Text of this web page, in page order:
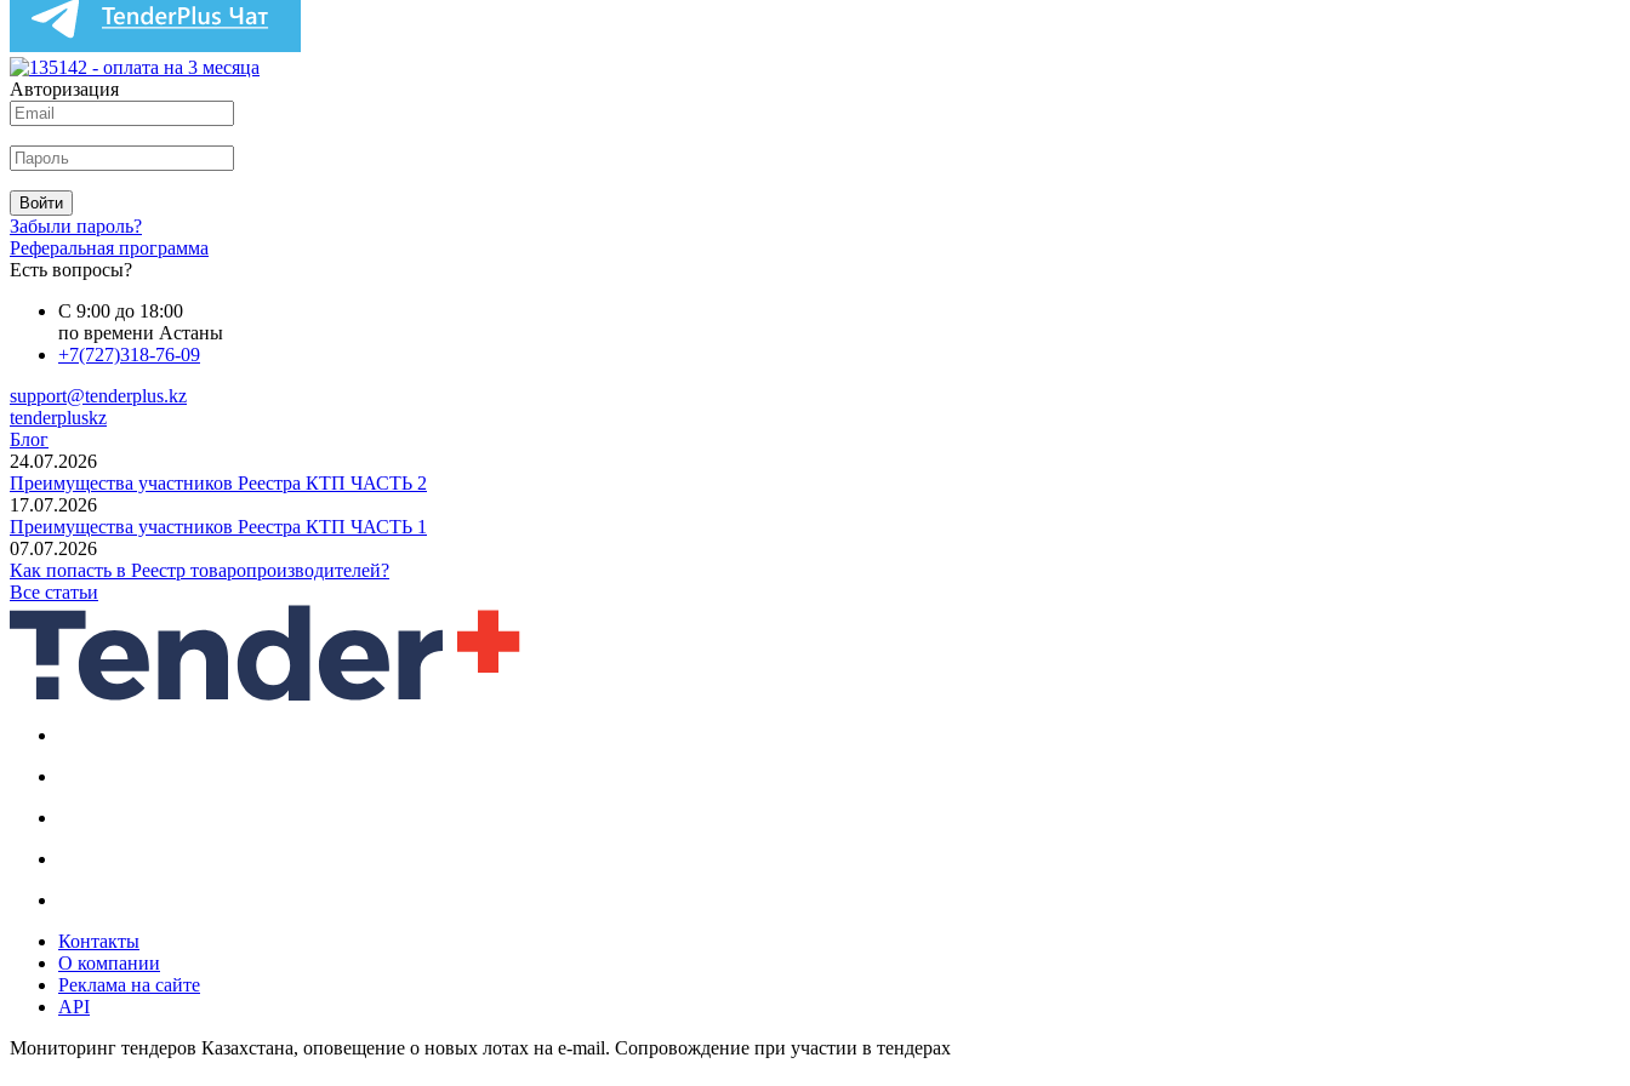
Авторизация
Войти
Забыли пароль?
Реферальная программа
Есть вопросы?
С 9:00 до 18:00
по времени Астаны
+7(727)318-76-09
support@tenderplus.kz
tenderpluskz
Блог
24.07.2026
Преимущества участников Реестра КТП ЧАСТЬ 2
17.07.2026
Преимущества участников Реестра КТП ЧАСТЬ 1
07.07.2026
Как попасть в Реестр товаропроизводителей?
Все статьи
Контакты
О компании
Реклама на сайте
API
Мониторинг тендеров Казахстана, оповещение о новых лотах на e-mail. Сопровождение при участии в тендерах